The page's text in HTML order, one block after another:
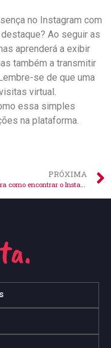
no Instagram‍ com
Ao ​seguir as
aprenderá a exibir
também a‍ transmitir‍
se de ⁤que uma
‍virtual.
essa simples
na plataforma.
PRÓXIMA